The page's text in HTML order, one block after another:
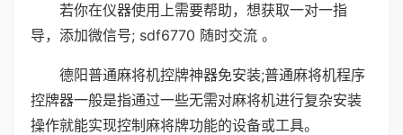
若你在仪器使用上需要帮助，想获取一对一指
导，添加微信号; sdf6770 随时交流 。
德阳普通麻将机控牌神器免安装;普通麻将机程序
控牌器一般是指通过一些无需对麻将机进行复杂安装
操作就能实现控制麻将牌功能的设备或工具。